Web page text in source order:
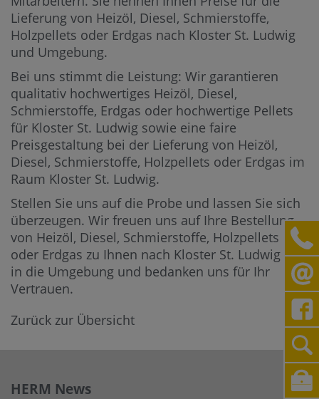
Lieferung von Heizöl, Diesel, Schmierstoffe,
Holzpellets oder Erdgas nach Kloster St. Ludwig
und Umgebung.
Bei uns stimmt die Leistung: Wir garantieren
qualitativ hochwertiges Heizöl, Diesel,
Schmierstoffe, Erdgas oder hochwertige Pellets
für Kloster St. Ludwig sowie eine faire
Preisgestaltung bei der Lieferung von Heizöl,
Diesel, Schmierstoffe, Holzpellets oder Erdgas im
Raum Kloster St. Ludwig.
Stellen Sie uns auf die Probe und lassen Sie sich
überzeugen. Wir freuen uns auf Ihre Bestellung
von Heizöl, Diesel, Schmierstoffe, Holzpellets
oder Erdgas zu Ihnen nach Kloster St. Ludwig und
in die Umgebung und bedanken uns für Ihr
Vertrauen.
Zurück zur Übersicht
HERM News